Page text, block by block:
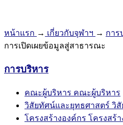
หน้าแรก → เกี่ยวกับจุฬาฯ → การ
การเปิดเผยข้อมูลสู่สาธารณะ
การบริหาร
คณะผู้บริหาร คณะผู้บริหาร
วิสัยทัศน์และยุทธศาสตร์ วิ
โครงสร้างองค์กร โครงสร้